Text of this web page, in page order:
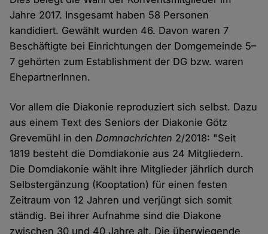
Jahre 2017. Insgesamt haben 58 Personen
kandidiert. Gewählt wurden 46. Davon waren 7
Beschäftigte bei Einrichtungen der Domgemeinde 5–
7 gehörten zum Establishment der DG bzw. waren
EhepartnerInnen.
Vor allem die Diakonie reproduziert sich selbst. Dazu
aus einem Text des Seniors der Diakonie Götz
Grevemühl in denDomnachrichten 2/2018: "Seit
1819 besteht die Domdiakonie aus 24 Mitgliedern.
Die Domdiakonie wählt ihre Mitglieder jährlich durch
Selbstergänzung (Kooptation) für einen festen
Zeitraum von 12 Jahren und verjüngt sich somit
ständig. Bei ihrer Aufnahme sind die Diakone
zwischen 30 und 40 Jahre alt. Die überwiegende